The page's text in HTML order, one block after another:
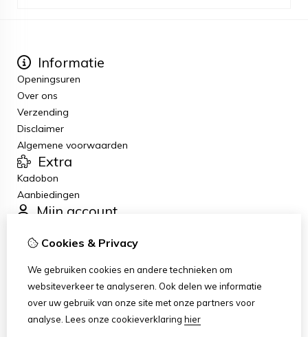
Informatie
Openingsuren
Over ons
Verzending
Disclaimer
Algemene voorwaarden
Extra
Kadobon
Aanbiedingen
Mijn account
Bestelhistorie
Nieuwsbrief
Klantenservice
Contact
Sitemap
Cookies & Privacy
We gebruiken cookies en andere technieken om
websiteverkeer te analyseren. Ook delen we informatie
over uw gebruik van onze site met onze partners voor
analyse. Lees onze cookieverklaring hier